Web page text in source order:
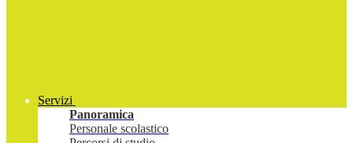
Servizi
Panoramica
Personale scolastico